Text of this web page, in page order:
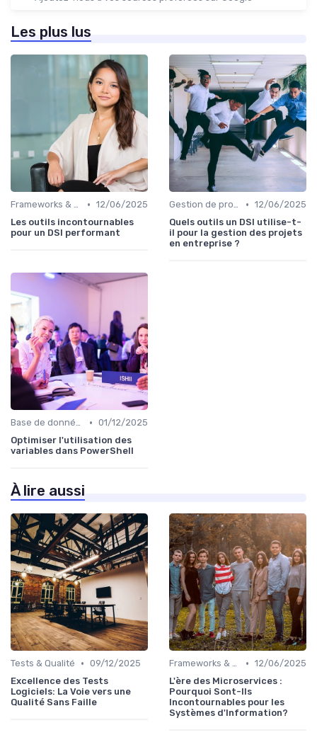
Les plus lus
Frameworks & Outils • 12/06/2025
Les outils incontournables
pour un DSI performant
Gestion de projets • 12/06/2025
Quels outils un DSI utilise-t-
il pour la gestion des projets
en entreprise ?
Base de données • 01/12/2025
Optimiser l'utilisation des
variables dans PowerShell
À lire aussi
Tests & Qualité • 09/12/2025
Excellence des Tests
Logiciels: La Voie vers une
Qualité Sans Faille
Frameworks & Outils • 12/06/2025
L'ère des Microservices :
Pourquoi Sont-Ils
Incontournables pour les
Systèmes d'Information?